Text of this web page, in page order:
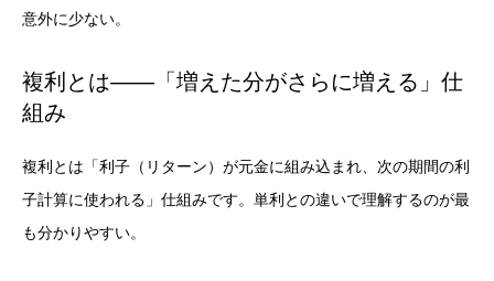
意外に少ない。
複利とは——「増えた分がさらに増える」仕
組み
複利とは「利子（リターン）が元金に組み込まれ、次の期間の利
子計算に使われる」仕組みです。単利との違いで理解するのが最
も分かりやすい。